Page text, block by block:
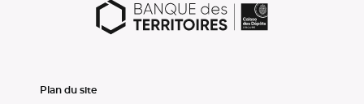
Plan du site